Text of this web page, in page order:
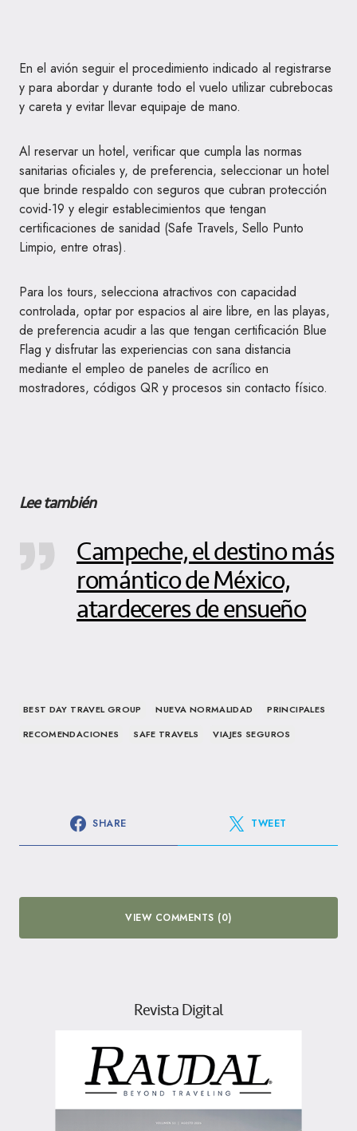
En el avión seguir el procedimiento indicado al registrarse
y para abordar y durante todo el vuelo utilizar cubrebocas
y careta y evitar llevar equipaje de mano.
Al reservar un hotel, verificar que cumpla las normas
sanitarias oficiales y, de preferencia, seleccionar un hotel
que brinde respaldo con seguros que cubran protección
covid-19 y elegir establecimientos que tengan
certificaciones de sanidad (Safe Travels, Sello Punto
Limpio, entre otras).
Para los tours, selecciona atractivos con capacidad
controlada, optar por espacios al aire libre, en las playas,
de preferencia acudir a las que tengan certificación Blue
Flag y disfrutar las experiencias con sana distancia
mediante el empleo de paneles de acrílico en
mostradores, códigos QR y procesos sin contacto físico.
Lee también
Campeche, el destino más
romántico de México,
atardeceres de ensueño
BEST DAY TRAVEL GROUP NUEVA NORMALIDAD
PRINCIPALES
RECOMENDACIONES
SAFE TRAVELS VIAJES SEGUROS
SHARE TWEET
VIEW COMMENTS (0)
Revista Digital